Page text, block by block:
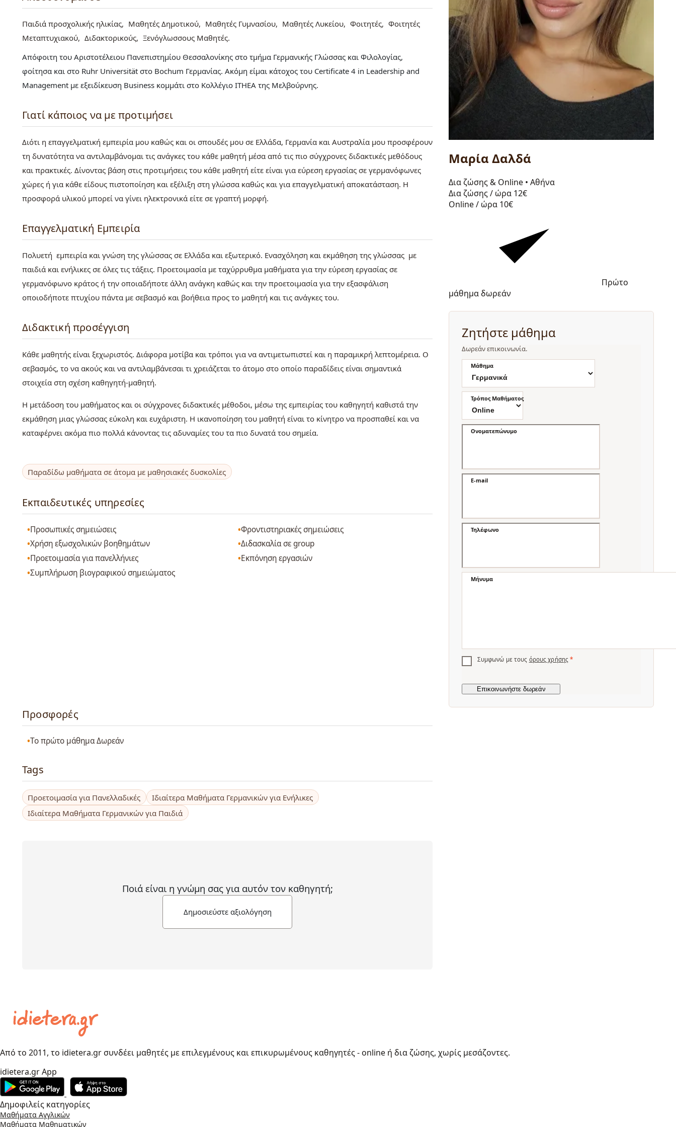
Παιδιά προσχολικής ηλικίας Μαθητές Δημοτικού Μαθητές Γυμνασίου Μαθητές Λυκείου Φοιτητές
Φοιτητές
Μεταπτυχιακού
Διδακτορικούς
Ξενόγλωσσους Μαθητές
Απόφοιτη του Αριστοτέλειου Πανεπιστημίου Θεσσαλονίκης στο τμήμα Γερμανικής Γλώσσας και Φιλολογίας,
φοίτησα και στο Ruhr Universität στο Bochum Γερμανίας. Ακόμη είμαι κάτοχος του Certificate 4 in Leadership and
Management με εξειδίκευση Business κομμάτι στο Κολλέγιο ITHEA της Μελβούρνης.
Γιατί κάποιος να με προτιμήσει
Διότι η επαγγελματική εμπειρία μου καθώς και οι σπουδές μου σε Ελλάδα, Γερμανία και Αυστραλία μου προσφέρουν
τη δυνατότητα να αντιλαμβάνομαι τις ανάγκες του κάθε μαθητή μέσα από τις πιο σύγχρονες διδακτικές μεθόδους
και πρακτικές. Δίνοντας βάση στις προτιμήσεις του κάθε μαθητή είτε είναι για εύρεση εργασίας σε γερμανόφωνες
χώρες ή για κάθε είδους πιστοποίηση και εξέλιξη στη γλώσσα καθώς και για επαγγελματική αποκατάσταση. Η
προσφορά υλικού μπορεί να γίνει ηλεκτρονικά είτε σε γραπτή μορφή.
Επαγγελματική Εμπειρία
Πολυετή εμπειρία και γνώση της γλώσσας σε Ελλάδα και εξωτερικό. Ενασχόληση και εκμάθηση της γλώσσας με
παιδιά και ενήλικες σε όλες τις τάξεις. Προετοιμασία με ταχύρρυθμα μαθήματα για την εύρεση εργασίας σε
γερμανόφωνο κράτος ή την οποιαδήποτε άλλη ανάγκη καθώς και την προετοιμασία για την εξασφάλιση
οποιοδήποτε πτυχίου πάντα με σεβασμό και βοήθεια προς το μαθητή και τις ανάγκες του.
Διδακτική προσέγγιση
Κάθε μαθητής είναι ξεχωριστός. Διάφορα μοτίβα και τρόποι για να αντιμετωπιστεί και η παραμικρή λεπτομέρεια. Ο
σεβασμός, το να ακούς και να αντιλαμβάνεσαι τι χρειάζεται το άτομο στο οποίο παραδίδεις είναι σημαντικά
στοιχεία στη σχέση καθηγητή-μαθητή.
Η μετάδοση του μαθήματος και οι σύγχρονες διδακτικές μέθοδοι, μέσω της εμπειρίας του καθηγητή καθιστά την
εκμάθηση μιας γλώσσας εύκολη και ευχάριστη. Η ικανοποίηση του μαθητή είναι το κίνητρο να προσπαθεί και να
καταφέρνει ακόμα πιο πολλά κάνοντας τις αδυναμίες του τα πιο δυνατά του σημεία.
Παραδίδω μαθήματα σε άτομα με μαθησιακές δυσκολίες
Εκπαιδευτικές υπηρεσίες
Προσωπικές σημειώσεις
Φροντιστηριακές σημειώσεις
Χρήση εξωσχολικών βοηθημάτων
Διδασκαλία σε group
Προετοιμασία για πανελλήνιες
Εκπόνηση εργασιών
Συμπλήρωση βιογραφικού σημειώματος
Προσφορές
Το πρώτο μάθημα Δωρεάν
Tags
Προετοιμασία για Πανελλαδικές
Ιδιαίτερα Μαθήματα Γερμανικών για Ενήλικες
Ιδιαίτερα Μαθήματα Γερμανικών για Παιδιά
Ποιά είναι η γνώμη σας για αυτόν τον καθηγητή;
Δημοσιεύστε αξιολόγηση
Μαρία Δαλδά
Δια ζώσης & Online • Αθήνα
Δια ζώσης / ώρα 12€
Online / ώρα 10€
Πρώτο
μάθημα δωρεάν
Ζητήστε μάθημα
Δωρεάν επικοινωνία.
Μάθημα
Τρόπος Μαθήματος
Ονοματεπώνυμο
E-mail
Τηλέφωνο
Μήνυμα
Συμφωνώ με τους όρους χρήσης *
Από το 2011, το idietera.gr συνδέει μαθητές με επιλεγμένους και επικυρωμένους καθηγητές - online ή δια ζώσης, χωρίς μεσάζοντες.
idietera.gr App
Δημοφιλείς κατηγορίες
Μαθήματα Αγγλικών
Μαθήματα Μαθηματικών